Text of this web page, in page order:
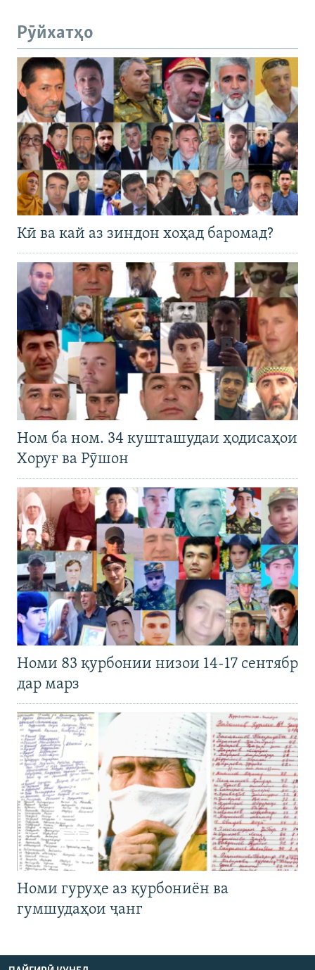
Рӯйхатҳо
Кӣ ва кай аз зиндон хоҳад баромад?
Ном ба ном. 34 кушташудаи ҳодисаҳои
Хоруғ ва Рӯшон
Номи 83 қурбонии низои 14-17 сентябр
дар марз
Номи гуруҳе аз қурбониён ва
гумшудаҳои ҷанг